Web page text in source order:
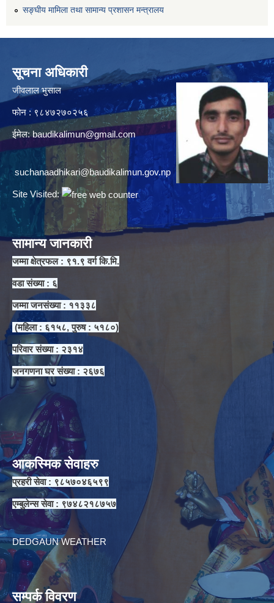
सङ्घीय मामिला तथा सामान्य प्रशासन मन्त्रालय
सूचना अधिकारी
जीवलाल भुसाल
फोन : ९८४७२७०२५६
ईमेल: baudikalimun@gmail.com
suchanaadhikari@baudikalimun.gov.np
Site Visited:
सामान्य जानकारी
जम्मा क्षेत्रफल : ९१.९ वर्ग कि.मि.
वडा संख्या : ६
जम्मा जनसंख्या : ११३३८
(महिला : ६१५८, पुरुष : ५१८०)
परिवार संख्या : २३१४
जनगणना घर संख्या : २६७६
आकस्मिक सेवाहरु
प्रहरी सेवा : ९८५७०४६५९९
एम्बुलेन्स सेवा : ९७४८२१८७५७
DEDGAUN WEATHER
सम्पर्क विवरण